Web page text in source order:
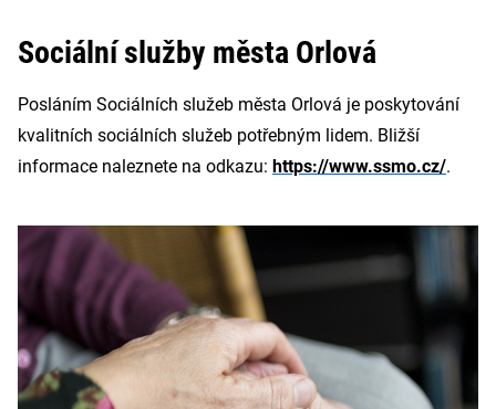
Sociální služby města Orlová
Posláním Sociálních služeb města Orlová je poskytování
kvalitních sociálních služeb potřebným lidem. Bližší
informace naleznete na odkazu: https://www.ssmo.cz/.